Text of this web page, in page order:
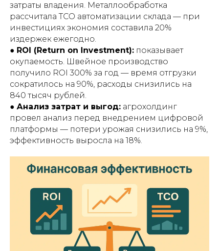
затраты владения. Металлообработка
рассчитала TCO автоматизации склада — при
инвестициях экономия составила 20%
издержек ежегодно.
● ROI (Return on Investment): показывает
окупаемость. Швейное производство
получило ROI 300% за год — время отгрузки
сократилось на 90%, расходы снизились на
840 тысяч рублей.
● Анализ затрат и выгод: агрохолдинг
провел анализ перед внедрением цифровой
платформы — потери урожая снизились на 9%,
эффективность выросла на 18%.